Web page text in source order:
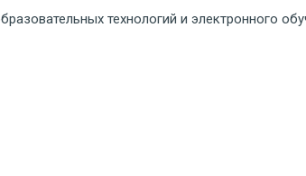
технологий и электронного